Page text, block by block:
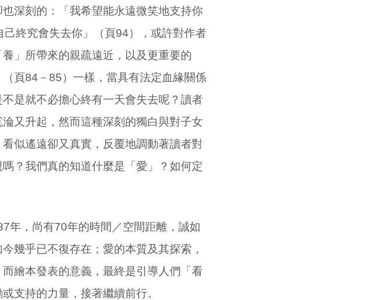
深刻的：「我希望能永遠微笑地支持你
終究會失去你」（頁94），或許對作者
」所帶來的親疏遠近，以及更重要的
頁84－85）一樣，當具有法定血緣關係
是就不必擔心終有一天會失去呢？讀者
又升起，然而這種深刻的獨白與對子女
似遙遠卻又真實，反覆地調動著讀者對
？我們真的知道什麼是「愛」？如何定
年，尚有70年的時間／空間距離，誠如
幾乎已不復存在；愛的本質及其探索，
繪本發表的意義，最終是引導人們「看
支持的力量，接著繼續前行。